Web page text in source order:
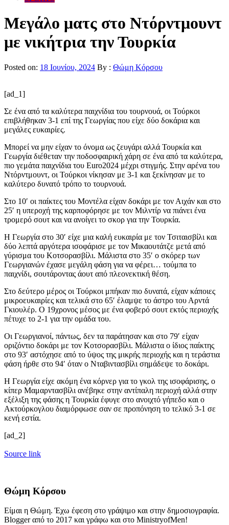
Μεγάλο ματς στο Ντόρντμουντ
με νικήτρια την Τουρκία
Posted on: 18 Ιουνίου, 2024 By : Θώμη Κόρσου
[ad_1]
Σε ένα από τα καλύτερα παιχνίδια του τουρνουά, οι Τούρκοι
επιβλήθηκαν 3-1 επί της Γεωργίας που είχε δύο δοκάρια και
μεγάλες ευκαιρίες.
Μπορεί να μην είχαν το όνομα ως ζευγάρι αλλά Τουρκία και
Γεωργία διέθεταν την ποδοσφαιρική χάρη σε ένα από τα καλύτερα,
πιο γεμάτα παιχνίδια του Euro2024 μέχρι στιγμής. Στην αρένα του
Ντόρντμουντ, οι Τούρκοι νίκησαν με 3-1 και ξεκίνησαν με το
καλύτερο δυνατό τρόπο το τουρνουά.
Στο 10′ οι παίκτες του Μοντέλα είχαν δοκάρι με τον Αιχάν και στο
25′ η υπεροχή της καρποφόρησε με τον Μιλντίρ να πιάνει ένα
τρομερό σουτ και να ανοίγει το σκορ για την Τουρκία.
Η Γεωργία στο 30′ είχε μια καλή ευκαιρία με τον Τσιταισβίλι και
δύο λεπτά αργότερα ισοφάρισε με τον Μικαουτάτζε μετά από
γύρισμα του Κοτσορασβίλι. Μάλιστα στο 35′ ο σκόρερ των
Γεωργιανών έχασε μεγάλη φάση για να φέρει… τούμπα το
παιχνίδι, σουτάροντας άουτ από πλεονεκτική θέση.
Στο δεύτερο μέρος οι Τούρκοι μπήκαν πιο δυνατά, είχαν κάποιες
μικροευκαιρίες και τελικά στο 65′ έλαμψε το άστρο του Αρντά
Γκιουλέρ. Ο 19χρονος μέσος με ένα φοβερό σουτ εκτός περιοχής
πέτυχε το 2-1 για την ομάδα του.
Οι Γεωργιανοί, πάντως, δεν τα παράτησαν και στο 79′ είχαν
οριζόντιο δοκάρι με τον Κοτσορασβίλι. Μάλιστα ο ίδιος παίκτης
στο 93′ αστόχησε από το ύψος της μικρής περιοχής και η τεράστια
φάση ήρθε στο 94′ όταν ο Νταβιντασβίλι σημάδεψε το δοκάρι.
Η Γεωργία είχε ακόμη ένα κόρνερ για το γκολ της ισοφάρισης, ο
κίπερ Μαμαρντασβίλι ανέβηκε στην αντίπαλη περιοχή αλλά στην
εξέλιξη της φάσης η Τουρκία έφυγε στο ανοιχτό γήπεδο και ο
Ακτούρκογλου διαμόρφωσε σαν σε προπόνηση το τελικό 3-1 σε
κενή εστία.
[ad_2]
Source link
Θώμη Κόρσου
Είμαι η Θώμη. Έχω έφεση στο γράψιμο και στην δημοσιογραφία.
Blogger από το 2017 και γράφω και στο MinistryofMen!